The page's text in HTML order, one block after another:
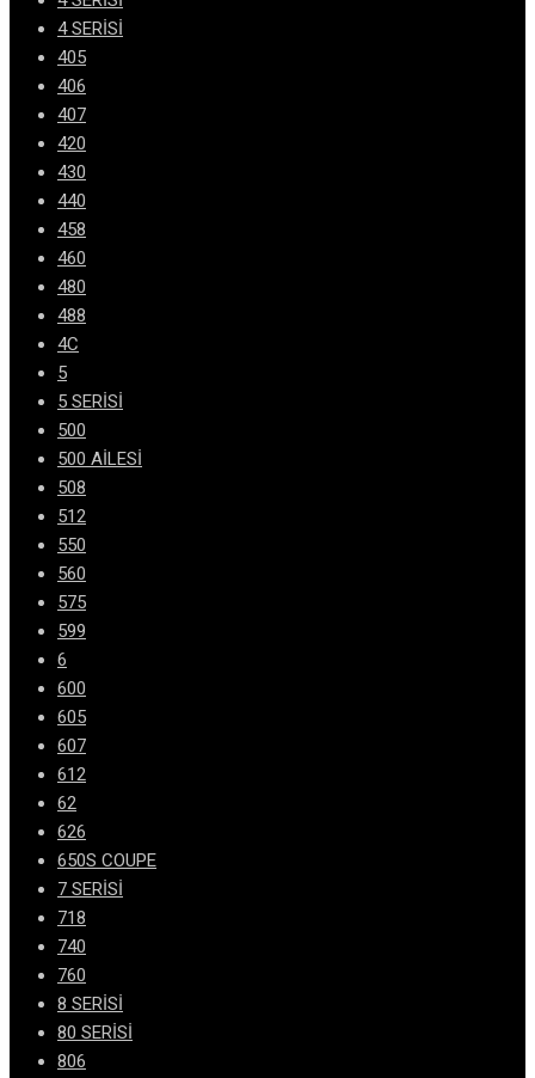
4 SERİSİ
405
406
407
420
430
440
458
460
480
488
4C
5
5 SERİSİ
500
500 AİLESİ
508
512
550
560
575
599
6
600
605
607
612
62
626
650S COUPE
7 SERİSİ
718
740
760
8 SERİSİ
80 SERİSİ
806